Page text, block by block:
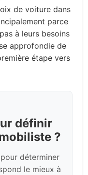
de voiture dans
parce
à leurs besoins
approfondie de
étape vers
définir
?
déterminer
le mieux à